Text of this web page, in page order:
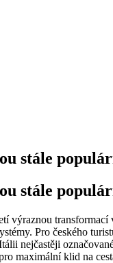
stále
stále
výraznou
Pro českého
nejčastěji
maximální klid na